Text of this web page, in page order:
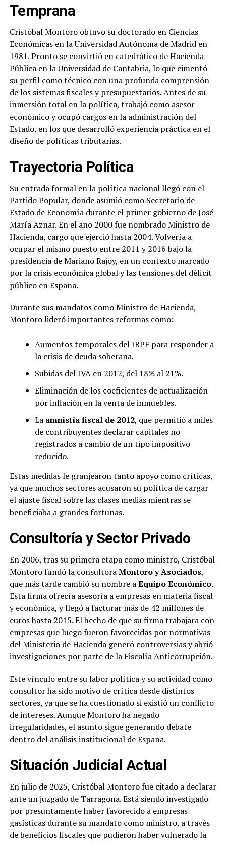
Temprana
Cristóbal Montoro obtuvo su doctorado en Ciencias
Económicas en la Universidad Autónoma de Madrid en
1981. Pronto se convirtió en catedrático de Hacienda
Pública en la Universidad de Cantabria, lo que cimentó
su perfil como técnico con una profunda comprensión
de los sistemas fiscales y presupuestarios. Antes de su
inmersión total en la política, trabajó como asesor
económico y ocupó cargos en la administración del
Estado, en los que desarrolló experiencia práctica en el
diseño de políticas tributarias.
Trayectoria Política
Su entrada formal en la política nacional llegó con el
Partido Popular, donde asumió como Secretario de
Estado de Economía durante el primer gobierno de José
María Aznar. En el año 2000 fue nombrado Ministro de
Hacienda, cargo que ejerció hasta 2004. Volvería a
ocupar el mismo puesto entre 2011 y 2016 bajo la
presidencia de Mariano Rajoy, en un contexto marcado
por la crisis económica global y las tensiones del déficit
público en España.
Durante sus mandatos como Ministro de Hacienda,
Montoro lideró importantes reformas como:
Aumentos temporales del IRPF para responder a
la crisis de deuda soberana.
Subidas del IVA en 2012, del 18% al 21%.
Eliminación de los coeficientes de actualización
por inflación en la venta de inmuebles.
La amnistía fiscal de 2012, que permitió a miles
de contribuyentes declarar capitales no
registrados a cambio de un tipo impositivo
reducido.
Estas medidas le granjearon tanto apoyo como críticas,
ya que muchos sectores acusaron su política de cargar
el ajuste fiscal sobre las clases medias mientras se
beneficiaba a grandes fortunas.
Consultoría y Sector Privado
En 2006, tras su primera etapa como ministro, Cristóbal
Montoro fundó la consultoraMontoro y Asociados,
que más tarde cambió su nombre aEquipo Económico.
Esta firma ofrecía asesoría a empresas en materia fiscal
y económica, y llegó a facturar más de 42 millones de
euros hasta 2015. El hecho de que su firma trabajara con
empresas que luego fueron favorecidas por normativas
del Ministerio de Hacienda generó controversias y abrió
investigaciones por parte de la Fiscalía Anticorrupción.
Este vínculo entre su labor política y su actividad como
consultor ha sido motivo de crítica desde distintos
sectores, ya que se ha cuestionado si existió un conflicto
de intereses. Aunque Montoro ha negado
irregularidades, el asunto sigue generando debate
dentro del análisis institucional de España.
Situación Judicial Actual
En julio de 2025, Cristóbal Montoro fue citado a declarar
ante un juzgado de Tarragona. Está siendo investigado
por presuntamente haber favorecido a empresas
gasísticas durante su mandato como ministro, a través
de beneficios fiscales que pudieron haber vulnerado la